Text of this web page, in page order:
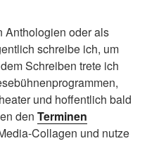
Anthologien oder als
schreibe ich, um
Schreiben trete ich
und hoffentlich bald
den Terminen
Collagen und nutze